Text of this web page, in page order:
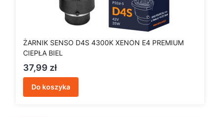
ŻARNIK SENSO D4S 4300K XENON E4 PREMIUM
CIEPŁA BIEL
Cena
37,99 zł
Do koszyka